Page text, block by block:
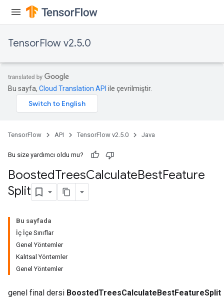
TensorFlow v2.5.0
Bu sayfa, Cloud Translation API ile çevrilmiştir.
TensorFlow API TensorFlow v2.5.0 Java
Bu size yardımcı oldu mu?
BoostedTreesCalculateBestFeature
Split
Bu sayfada
İç İçe Sınıflar
Genel Yöntemler
Kalıtsal Yöntemler
Genel Yöntemler
genel final dersi BoostedTreesCalculateBestFeatureSplit